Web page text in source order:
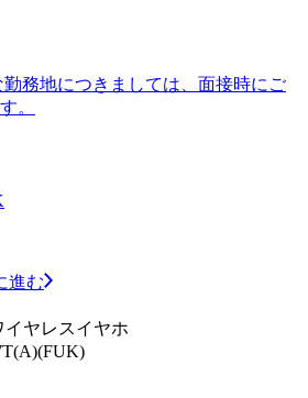
務地につきましては、面接時にご
。
進む
ヤレスイヤホ